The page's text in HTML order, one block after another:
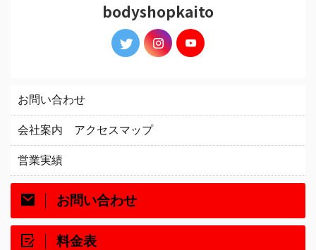
bodyshopkaito
お問い合わせ
会社案内 アクセスマップ
営業実績
お問い合わせ
料金表